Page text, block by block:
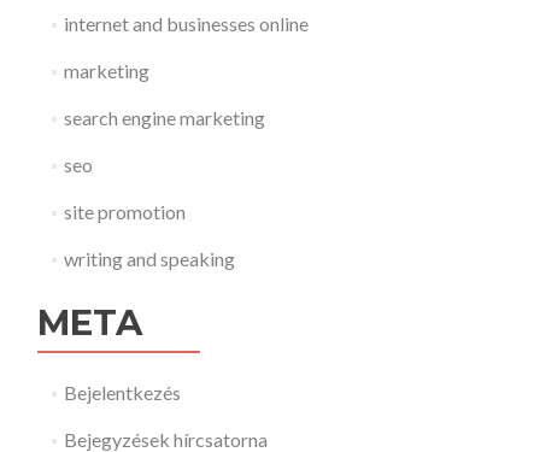
internet and businesses online
marketing
search engine marketing
seo
site promotion
writing and speaking
META
Bejelentkezés
Bejegyzések hírcsatorna